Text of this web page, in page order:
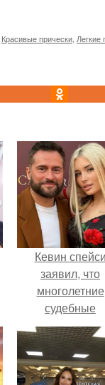
Красивые прически Легкие
Кевин
заявил, что
многолетние
судебные
практически
уничтожили
состояние.